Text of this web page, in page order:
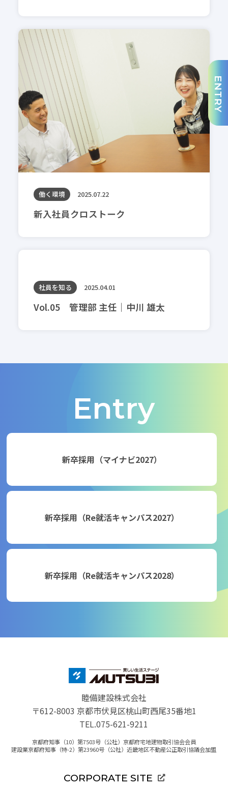
働く環境 2025.07.22
新入社員クロストーク
社員を知る 2025.04.01
Vol.05 管理部 主任｜中川 雄太
Entry
新卒採用（マイナビ2027）
新卒採用（Re就活キャンパス2027）
新卒採用（Re就活キャンパス2028）
睦備建設株式会社
〒612-8003 京都市伏見区桃山町西尾35番地1
TEL.075-621-9211
京都府知事（10）第7503号（公社）京都府宅地建物取引協会会員
建設業京都府知事（特-2）第23960号（公社）近畿地区不動産公正取引協議会加盟
CORPORATE SITE
ENTRY